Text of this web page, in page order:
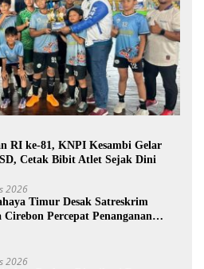
RI ke-81, KNPI Kesambi Gelar
Cetak Bibit Atlet Sejak Dini
2026
Timur Desak Satreskrim
Cirebon Percepat Penanganan
2026